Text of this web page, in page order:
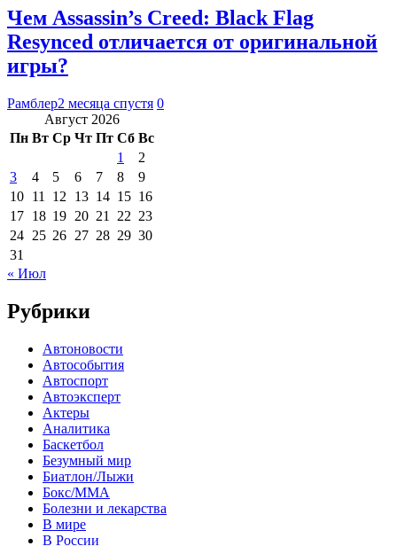
Чем Assassin’s Creed: Black Flag
Resynced отличается от оригинальной
игры?
Рамблер2 месяца спустя 0
Август 2026
Пн Вт Ср Чт Пт Сб Вс
1
2
3
4 5 6 7 8
9
10 11 12 13 14 15 16
17 18 19 20 21 22 23
24 25 26 27 28 29 30
31
« Июл
Рубрики
Автоновости
Автособытия
Автоспорт
Автоэксперт
Актеры
Аналитика
Баскетбол
Безумный мир
Биатлон/Лыжи
Бокс/MMA
Болезни и лекарства
В мире
В России